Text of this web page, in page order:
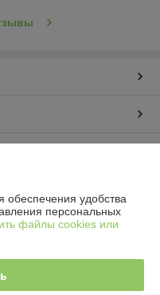
удобства
персональных
файлы cookies или